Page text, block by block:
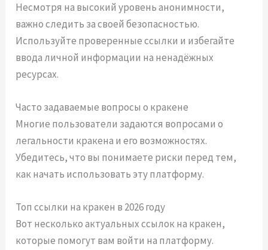
Несмотря на высокий уровень анонимности,
важно следить за своей безопасностью.
Используйте проверенные ссылки и избегайте
ввода личной информации на ненадёжных
ресурсах.
Часто задаваемые вопросы о кракене
Многие пользователи задаются вопросами о
легальности кракена и его возможностях.
Убедитесь, что вы понимаете риски перед тем,
как начать использовать эту платформу.
Топ ссылки на кракен в 2026 году
Вот несколько актуальных ссылок на кракен,
которые помогут вам войти на платформу.